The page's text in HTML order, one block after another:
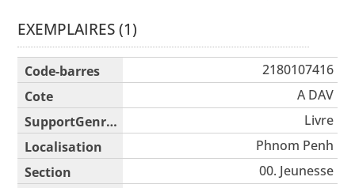
EXEMPLAIRES (1)
Liste des exemplaires
2180107416
A DAV
Livre
Phnom Penh
00. Jeunesse